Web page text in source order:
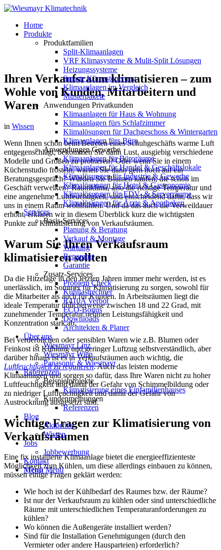
Home
Produkte
Produktfamilien
Split-Klimaanlagen
VRF Klimasysteme & Mulit-Split Lösungen
Heizungssysteme
Smarte Klimasteuerung
Klimaanlagen im Vergleich
Musterpakete
Anwendungen Privatkunden
Klimaanlagen für Haus & Wohnung
Klimaanlagen fürs Schlafzimmer
Klimalösungen für Dachgeschoss & Wintergarten
Klimaanlagen fürs Büro
Anwendungen Gewerbe
Klimaanlagen für Büroräume
Klimaanlagen für Handel & Geschäftslokale
Klimalösungen für Industrie & Gewerbe
Klimalösungen für Hotel & Gastronomie
Klimalösungen für EDV- & Serverräume
Klimalösungen für Ärzte & Apotheken
Services
Basis-Services
Planung & Beratung
Verkauf & Montage
Wartung
Reparatur
Garantie
Zusatz-Services
Problem Check
Kühllastrechner
R410A Verbot
ECO-Bonus
Downloads
Architekten & Planer
Über uns
Wiesmayr Linz
Wiesmayr Wien
Panasonic & Wiesmayr
Referenzen
Beispielprojekte
Klimatisierung eines Einfamilienhauses
Kundenmeinungen
Referenzen
Blog
Aktuelles
Wissen
Jobs
Jobbewerbung
Kontakt
Menü Menü
Ihren Verkaufsraum klimatisieren – zum
Wohle von Kunden, Mitarbeitern und
Waren
in Wissen
Wenn Ihnen schon beim Betreten eines Schuhgeschäfts warme Luft
entgegenschlägt, bekommen Sie dann Lust, ausgiebig verschiedene
Modelle und Größen zu probieren? Oder wenn Sie in einem
Küchenstudio frösteln, warten Sie dann gern noch auf ein
Beratungsgespräch? Würden Sie Blumen kaufen, die schon im
Geschäft verwelken? Raumklima, also die richtige Temperatur und
eine angenehme Luftfeuchtigkeit, sind entscheidend dafür, dass wir
uns in einem Raum wohlfühlen. Und da das auch die Verweildauer
erhöht, erklären wir in diesem Überblick kurz die wichtigsten
Punkte zur Klimatisierung von Verkaufsräumen.
Warum Sie Ihren Verkaufsraum
klimatisieren sollten
Da die Hitzetage in den letzten Jahren immer mehr werden, ist es
unerlässlich, im Sommer für Klimatisierung zu sorgen, sowohl für
die Mitarbeiter als auch für Kunden. In Arbeitsräumen liegt die
ideale Temperatur üblicherweise zwischen 18 und 22 Grad, mit
zunehmender Temperatur nehmen Leistungsfähigkeit und
Konzentration stark ab.
Bei verderblichen oder sensiblen Waren wie z.B. Blumen oder
Feinkost ist Kühlung und geringer Luftzug selbstverständlich, aber
darüber hinaus ist es in Verkaufsräumen auch wichtig, die
Luftfeuchtigkeit zu regulieren. Auch das leisten moderne
Klimaanlagen und sorgen so dafür, dass Ihre Waren nicht zu hoher
Luftfeuchtigkeit und damit der Gefahr von Schimmelbildung oder
zu niedriger Luftfeuchtigkeit und damit der Gefahr von
Austrocknung ausgesetzt sind.
Wichtige Fragen zur Klimatisierung von
Verkaufsräumen
Eine fix installierte Klimaanlage bietet die energieeffizienteste
Möglichkeit zum Kühlen, um diese allerdings einbauen zu können,
müssen einige Fragen geklärt werden:
Wie hoch ist der Kühlbedarf des Raumes bzw. der Räume?
Ist nur der Verkaufsraum zu kühlen oder sind unterschiedliche
Räume mit unterschiedlichen Temperaturanforderungen zu
kühlen?
Wo können die Außengeräte installiert werden?
Sind für die Installation Genehmigungen (durch den
Vermieter oder andere Hausparteien) erforderlich?